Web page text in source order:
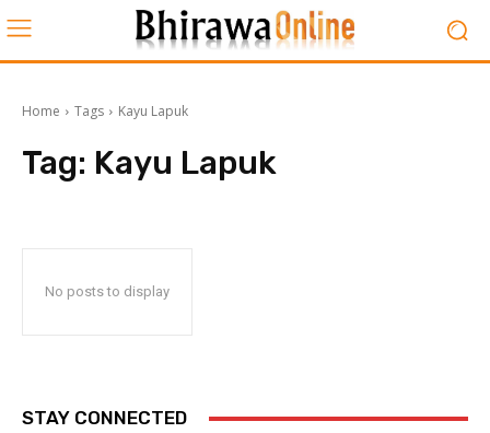
Home Tags Kayu Lapuk
Tag: Kayu Lapuk
No posts to display
STAY CONNECTED